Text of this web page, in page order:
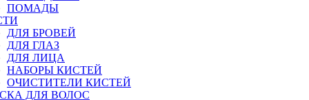
ПОМАДЫ
ДЛЯ БРОВЕЙ
ДЛЯ ГЛАЗ
ДЛЯ ЛИЦА
НАБОРЫ КИСТЕЙ
ОЧИСТИТЕЛИ КИСТЕЙ
ДЛЯ ВОЛОС